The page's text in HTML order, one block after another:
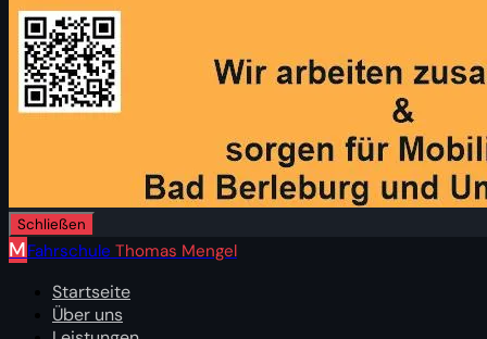
Schließen
MFahrschule Thomas Mengel
Startseite
Über uns